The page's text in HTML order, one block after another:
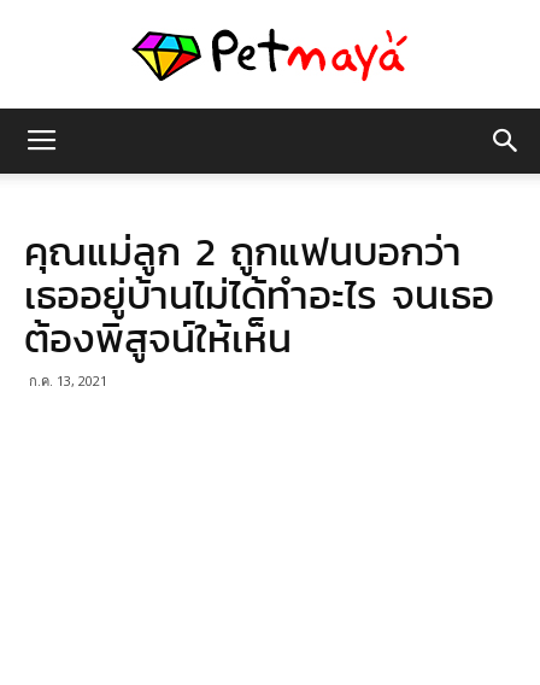
มายา
คุณแม่ลูก 2 ถูกแฟนบอกว่า
เธออยู่บ้านไม่ได้ทำอะไร จนเธอ
ต้องพิสูจน์ให้เห็น
ก.ค. 13, 2021